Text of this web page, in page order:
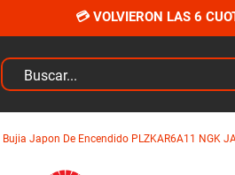
💳 VOLVIERON LAS 6
Buscar...
Bujia Japon De Encendido PLZKAR6A11 NGK